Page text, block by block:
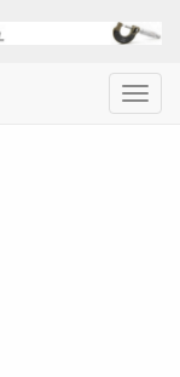
Menu